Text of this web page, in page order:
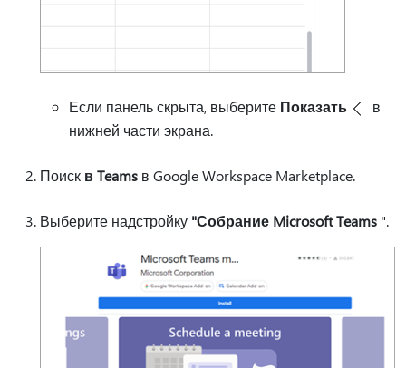
Если панель скрыта, выберите Показать
в
нижней части экрана.
Поиск в Teams в Google Workspace Marketplace.
Выберите надстройку "Собрание Microsoft Teams ".